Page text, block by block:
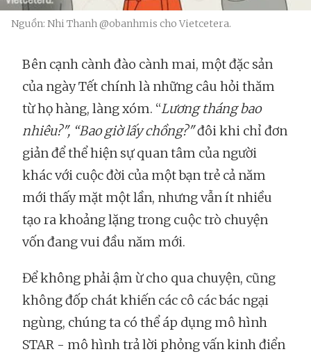
Nguồn: Nhi Thanh @obanhmis cho Vietcetera.
Bên cạnh cành đào cành mai, một đặc sản
của ngày Tết chính là những câu hỏi thăm
từ họ hàng, làng xóm. “Lương tháng bao
nhiêu?", “Bao giờ lấy chồng?"đôi khi chỉ đơn
giản để thể hiện sự quan tâm của người
khác với cuộc đời của một bạn trẻ cả năm
mới thấy mặt một lần, nhưng vẫn ít nhiều
tạo ra khoảng lặng trong cuộc trò chuyện
vốn đang vui đầu năm mới.
Để không phải ậm ừ cho qua chuyện, cũng
không đốp chát khiến các cô các bác ngại
ngùng, chúng ta có thể áp dụng mô hình
STAR - mô hình trả lời phỏng vấn kinh điển